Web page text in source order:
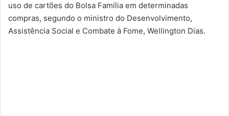
uso de cartões do Bolsa Família em determinadas
compras, segundo o ministro do Desenvolvimento,
Assistência Social e Combate à Fome, Wellington Dias.